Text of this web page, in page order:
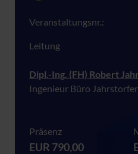
Veranstaltungsnr.:
Leitung
Dipl.-Ing. (FH) Robert
Ingenieur Büro
Präsenz
EUR 790,00